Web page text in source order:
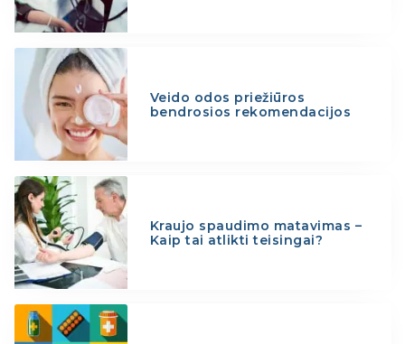
Veido odos priežiūros
bendrosios rekomendacijos
Kraujo spaudimo matavimas –
Kaip tai atlikti teisingai?